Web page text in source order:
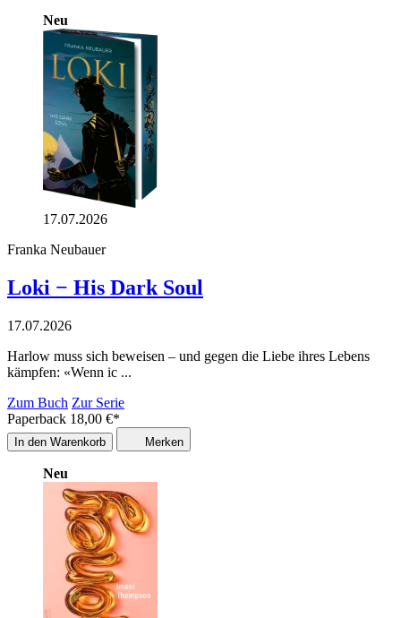
Neu
17.07.2026
Franka Neubauer
Loki − His Dark Soul
17.07.2026
Harlow muss sich beweisen – und gegen die Liebe ihres Lebens
kämpfen: «Wenn ic ...
Zum Buch Zur Serie
Paperback 18,00 €*
In den Warenkorb Merken
Neu